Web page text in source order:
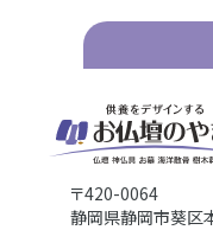
〒420-0064
静岡県静岡市葵区